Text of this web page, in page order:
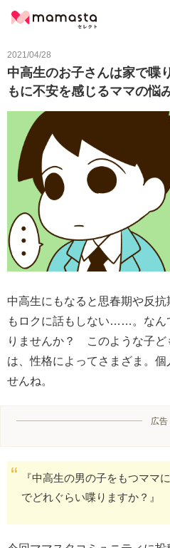
2021/04/28
中高生のお子さんは家で喋
もに不安を感じるママの悩
中高生にもなると思春期や反
もロクに話もしない……。なん
りませんか？ このような子ど
は、性格によってさまざま。
せんね。
広告
『中高生の男の子をもつママ
でどれぐらい喋りますか？』